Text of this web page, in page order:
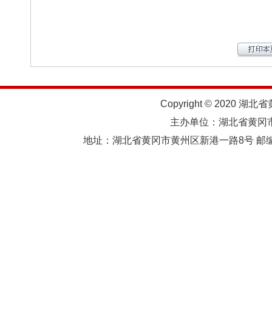
Copyright © 2020 湖北省
主办单位：湖北省黄
地址：湖北省黄冈市黄州区新港一路8号